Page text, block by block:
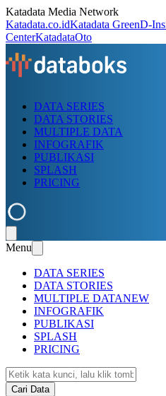
Katadata Media Network
Katadata.co.idKatadata GreenD-
CenterKatadataOto
DATA SERIES
DATA STORIES
MULTIPLE DATA
INFOGRAFIK
PUBLIKASI
SPLASH
PRICING
Menu
DATA SERIES
DATA STORIES
MULTIPLE DATANEW
INFOGRAFIK
PUBLIKASI
SPLASH
PRICING
Cari Data